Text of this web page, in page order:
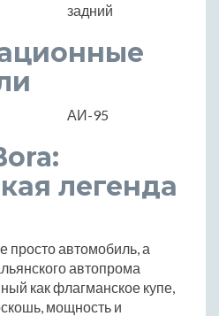
задний
АИ-95
легенда
просто автомобиль, а
автопрома
как флагманское купе,
мощность и